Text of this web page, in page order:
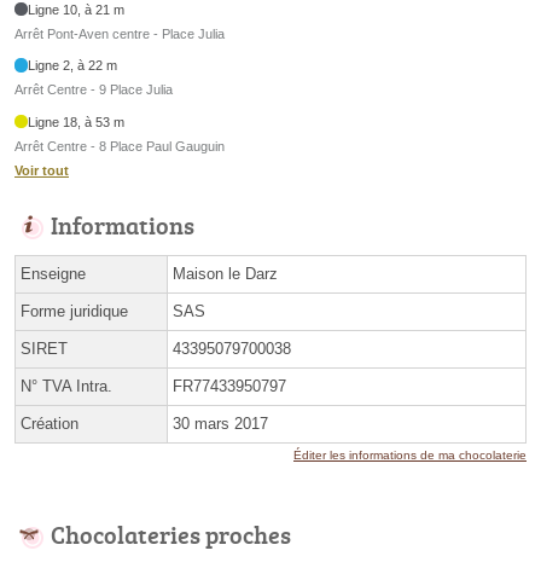
Ligne 10, à 21 m
Arrêt Pont-Aven centre - Place Julia
Ligne 2, à 22 m
Arrêt Centre - 9 Place Julia
Ligne 18, à 53 m
Arrêt Centre - 8 Place Paul Gauguin
Voir tout
Informations
Enseigne Maison le Darz
Forme juridique SAS
SIRET 43395079700038
N° TVA Intra. FR77433950797
Création 30 mars 2017
Éditer les informations de ma chocolaterie
Chocolateries proches